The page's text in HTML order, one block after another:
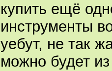
купить ещё
инструменты
уебут, не так
можно будет